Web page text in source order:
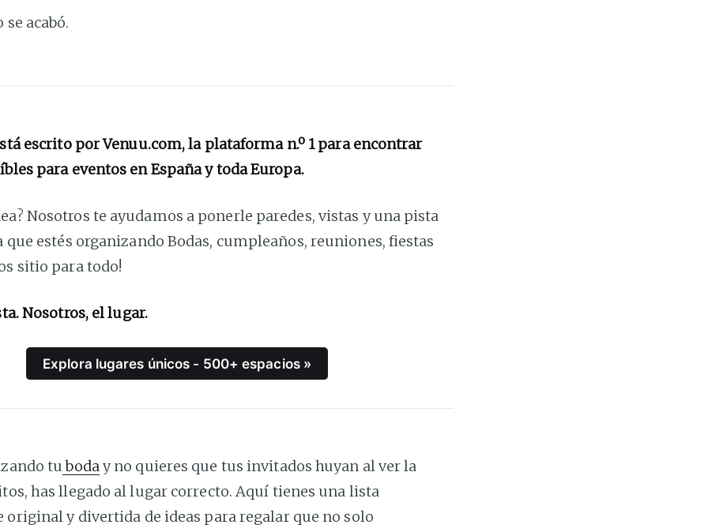
se acabó.
escrito por Venuu.com, la plataforma n.º 1 para encontrar
para eventos en España y toda Europa.
Nosotros te ayudamos a ponerle paredes, vistas y una pista
que estés organizando Bodas, cumpleaños, reuniones, fiestas
sitio para todo!
Nosotros, el lugar.
Explora lugares únicos - 500+ espacios »
tuboday no quieres que tus invitados huyan al ver la
has llegado al lugar correcto. Aquí tienes una lista
y divertida de ideas para regalar que no solo